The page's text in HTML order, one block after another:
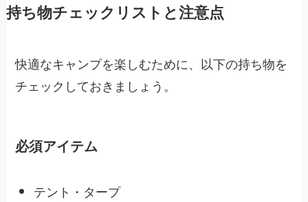
持ち物チェックリストと注意点
快適なキャンプを楽しむために、以下の持ち物を
チェックしておきましょう。
必須アイテム
テント・タープ